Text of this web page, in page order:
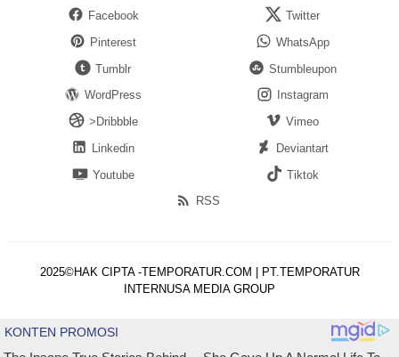
Facebook
Twitter
Pinterest
WhatsApp
Tumblr
Stumbleupon
WordPress
Instagram
>Dribbble
Vimeo
Linkedin
Deviantart
Youtube
Tiktok
RSS
2025©HAK CIPTA -TEMPORATUR.COM | PT.TEMPORATUR
INTERNUSA MEDIA GROUP